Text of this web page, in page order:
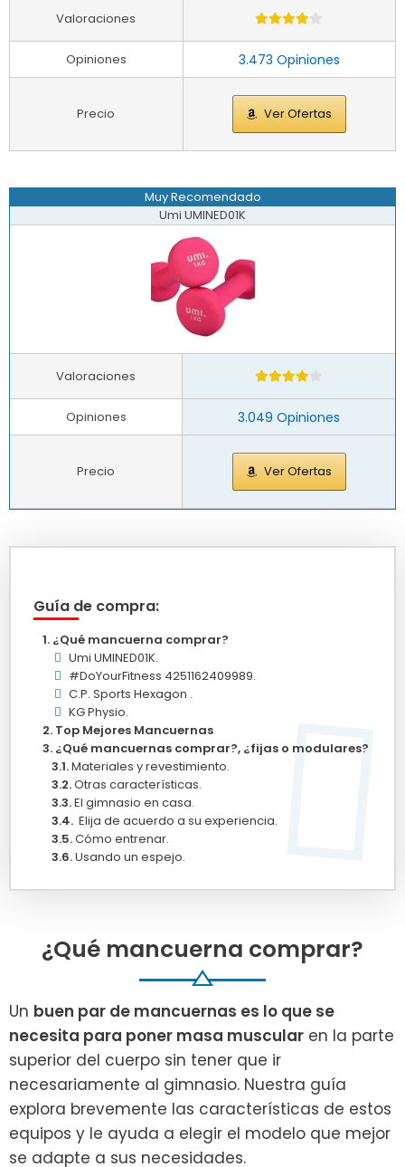
3.473 Opiniones
Ver Ofertas
Valoraciones
Opiniones
Precio
Muy Recomendado
Umi UMINED01K
3.049 Opiniones
Ver Ofertas
Valoraciones
Opiniones
Precio
Guía de compra:
¿Qué mancuerna comprar?
Umi UMINED01K.
#DoYourFitness 4251162409989.
C.P. Sports Hexagon .
KG Physio.
Top Mejores Mancuernas
¿Qué mancuernas comprar?, ¿fijas o modulares?
Materiales y revestimiento.
Otras características.
El gimnasio en casa.
Elija de acuerdo a su experiencia.
Cómo entrenar.
Usando un espejo.
¿Qué mancuerna comprar?
Un buen par de mancuernas es lo que se
necesita para poner masa muscular en la parte
superior del cuerpo sin tener que ir
necesariamente al gimnasio. Nuestra guía
explora brevemente las características de estos
equipos y le ayuda a elegir el modelo que mejor
se adapte a sus necesidades.